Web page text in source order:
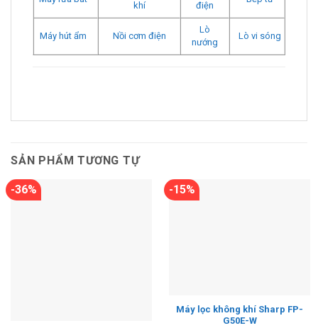
khí
điện
Máy hút ẩm Nồi cơm điện
Lò
nướng
Lò vi sóng
SẢN PHẨM TƯƠNG TỰ
-36% -15%
Máy lọc không khí Sharp FP-
G50E-W